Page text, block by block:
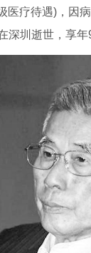
医疗待遇)，因
深圳逝世，享年